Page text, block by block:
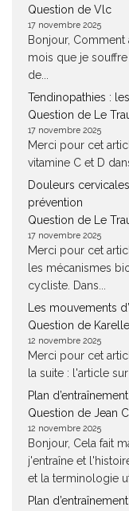
Question de Vlc
17 novembre 2025
Bonjour,
mois que je
de...
Tendinopathies :
Question de Le
17 novembre 2025
Merci pour cet
vitamine C et D
Douleurs
prévention
Question de Le
17 novembre 2025
Merci pour cet
les mécanismes
cycliste. Dans...
Les mouvements
Question de
12 novembre 2025
Merci pour cet
la suite : l'article
Plan
Question de Jean
12 novembre 2025
Bonjour, Cela fait
j'entraîne et
et la terminologie
Plan